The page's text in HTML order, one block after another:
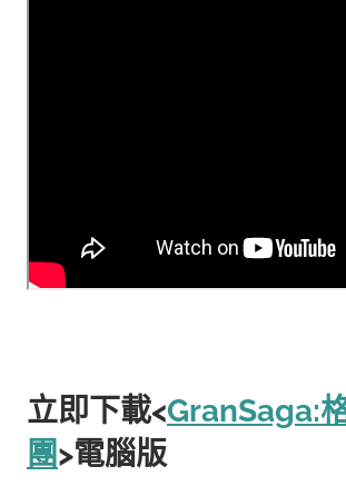
立即下載<GranSaga:
團>電腦版